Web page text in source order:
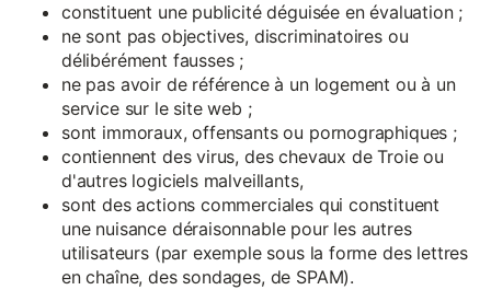
constituent une publicité déguisée en évaluation ;
ne sont pas objectives, discriminatoires ou
délibérément fausses ;
ne pas avoir de référence à un logement ou à un
service sur le site web ;
sont immoraux, offensants ou pornographiques ;
contiennent des virus, des chevaux de Troie ou
d'autres logiciels malveillants,
sont des actions commerciales qui constituent
une nuisance déraisonnable pour les autres
utilisateurs (par exemple sous la forme des lettres
en chaîne, des sondages, de SPAM).